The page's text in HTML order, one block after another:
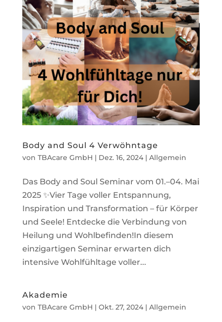
Body and Soul 4 Verwöhntage
von TBAcare GmbH | Dez. 16, 2024| Allgemein
Das Body and Soul Seminar vom 01.–04. Mai
2025 ✨Vier Tage voller Entspannung,
Inspiration und Transformation – für Körper
und Seele! Entdecke die Verbindung von
Heilung und Wohlbefinden!In diesem
einzigartigen Seminar erwarten dich
intensive Wohlfühltage voller...
Akademie
von TBAcare GmbH | Okt. 27, 2024| Allgemein